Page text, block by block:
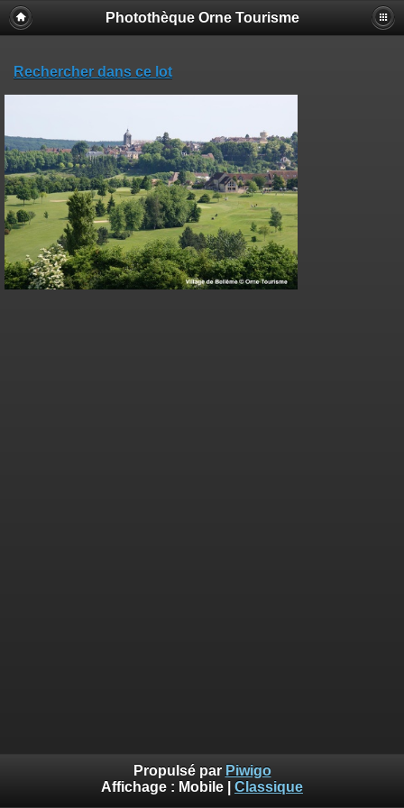
Photothèque Orne Tourisme
Rechercher dans ce lot
Propulsé par Piwigo
Affichage : Mobile Classique